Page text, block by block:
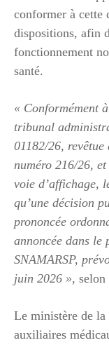
conformer à cette
dispositions, afin
fonctionnement
santé.
« Conformément
tribunal
01182/26,
numéro 216/26,
voie d’affichage,
qu’une décision
prononcée
annoncée dans le
SNAMARSP,
juin 2026 »,
Le ministère de la
auxiliaires